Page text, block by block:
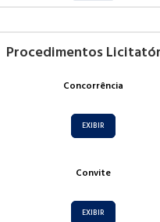
Procedimentos
Concorrência
EXIBIR
Convite
EXIBIR